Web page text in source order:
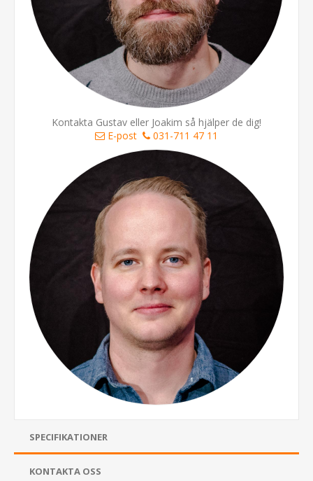
Kontakta Gustav eller Joakim så hjälper de dig!
E-post
031-711 47 11
SPECIFIKATIONER
KONTAKTA OSS